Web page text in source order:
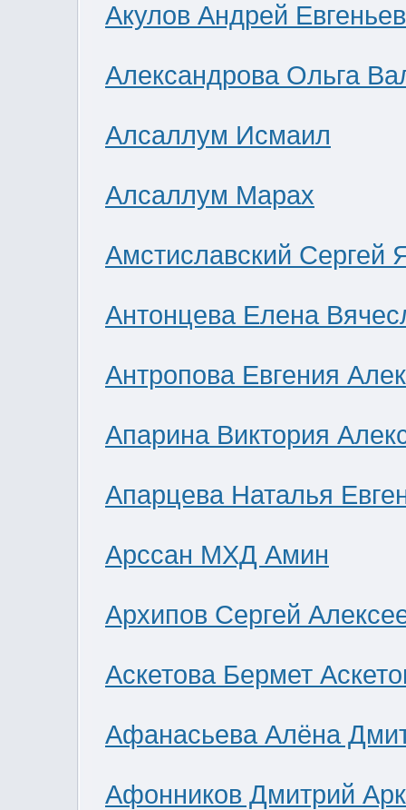
Акулов Андрей
Александрова Ольга
Алсаллум Исмаил
Алсаллум Марах
Амстиславский Сергей
Антонцева Елена
Антропова Евгения
Апарина Виктория
Апарцева Наталья
Арссан МХД Амин
Архипов Сергей
Аскетова Бермет
Афанасьева Алёна
Афонников Дмитрий